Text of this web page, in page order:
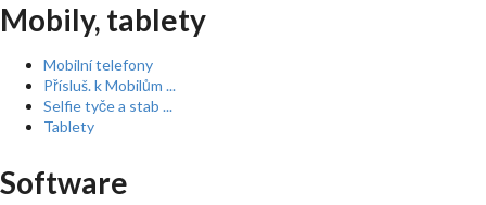
Mobily, tablety
Mobilní telefony
Přísluš. k Mobilům ...
Selfie tyče a stab ...
Tablety
Software